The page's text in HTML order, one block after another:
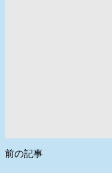
前の記事